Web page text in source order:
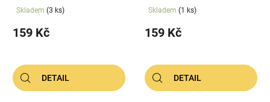
Skladem (3 ks)
159 Kč
DETAIL
Skladem (1 ks)
159 Kč
DETAIL